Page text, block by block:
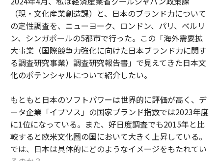
（現・文化産業創造課）と、日本のブランド力について
の定性調査を、ニューヨーク、ロンドン、パリ、ベルリ
ン、シンガポールの5都市で行った。この「海外需要拡
大事業（国際競争力強化に向けた日本ブランド力に関す
る調査研究事業）調査研究報告書」で見えてきた日本文
化のポテンシャルについて紹介したい。
もともと日本のソフトパワーは世界的に評価が高く、デ
ータ企業「イプソス」の国家ブランド指数では2023年度
に1位になっている。また、好日度調査でも2015年と比
較すると欧米文化圏の国において大きく上昇している。
では、日本は具体的にどのようなイメージをもたれてい